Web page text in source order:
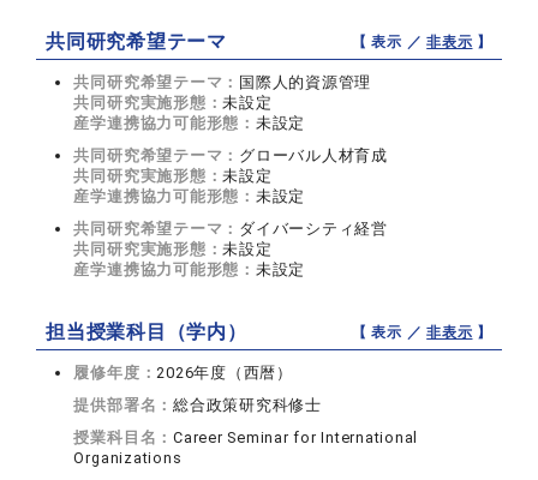
共同研究希望テーマ 【 表示 ／非表示 】
共同研究希望テーマ： 国際人的資源管理
共同研究実施形態：未設定
産学連携協力可能形態： 未設定
共同研究希望テーマ： グローバル人材育成
共同研究実施形態：未設定
産学連携協力可能形態： 未設定
共同研究希望テーマ： ダイバーシティ経営
共同研究実施形態：未設定
産学連携協力可能形態： 未設定
担当授業科目（学内） 【 表示 ／非表示 】
履修年度：2026年度（西暦）
提供部署名：総合政策研究科修士
授業科目名：Career Seminar for International
Organizations